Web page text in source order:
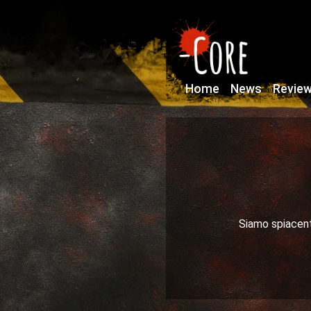
Home News
Siamo